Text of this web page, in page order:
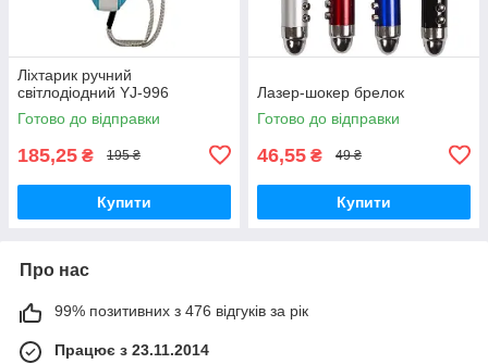
Ліхтарик ручний
світлодіодний YJ-996
Готово до відправки
185,25 ₴ 195 ₴
Купити
Лазер-шокер брелок
Готово до відправки
46,55 ₴ 49 ₴
Купити
Про нас
99% позитивних з 476 відгуків за рік
Працює з 23.11.2014